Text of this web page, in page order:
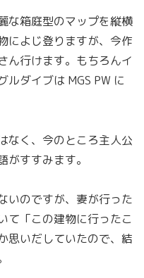
な箱庭型のマップを縦横
によじ登りますが、今作
ん行けます。もちろんイ
ダイブは MGS PW に
なく、今のところ主人公
すすみます。
いのですが、妻が行った
て「この建物に行ったこ
思いだしていたので、結